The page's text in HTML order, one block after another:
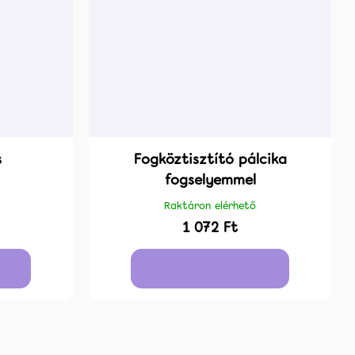
Fogköztisztító pálcika
fogselyemmel
Raktáron elérhető
1 072 Ft